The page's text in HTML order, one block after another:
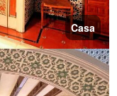
Casa